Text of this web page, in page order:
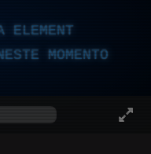
ELEMENT
MOMENTO